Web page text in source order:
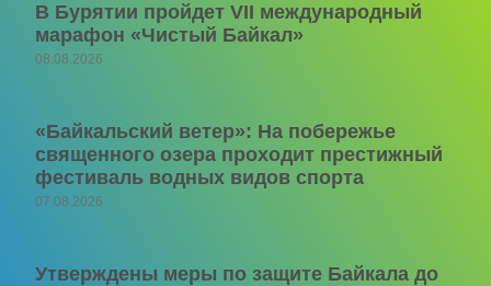
В Бурятии пройдет VII международный
марафон «Чистый Байкал»
08.08.2026
«Байкальский ветер»: На побережье
священного озера проходит престижный
фестиваль водных видов спорта
07.08.2026
Утверждены меры по защите Байкала до